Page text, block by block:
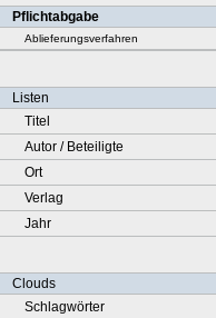
Pflichtabgabe
Ablieferungsverfahren
Listen
Titel
Autor / Beteiligte
Ort
Verlag
Jahr
Clouds
Schlagwörter